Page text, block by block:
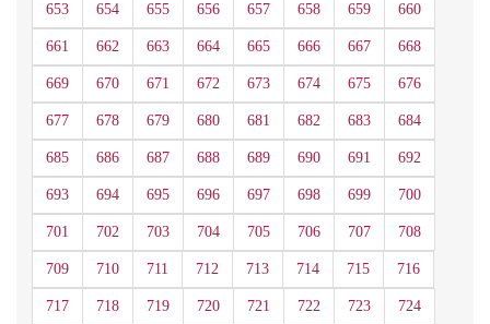
653 654 655 656 657 658 659 660
661 662 663 664 665 666 667 668
669 670 671 672 673 674 675 676
677 678 679 680 681 682 683 684
685 686 687 688 689 690 691 692
693 694 695 696 697 698 699 700
701 702 703 704 705 706 707 708
709 710 711 712 713 714 715 716
717 718 719 720 721 722 723 724